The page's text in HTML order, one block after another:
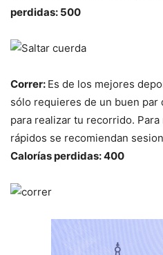
perdidas: 500
Correr: Es de los mejores
sólo requieres de un buen par
para realizar tu recorrido.
rápidos se recomiendan
Calorías perdidas: 400